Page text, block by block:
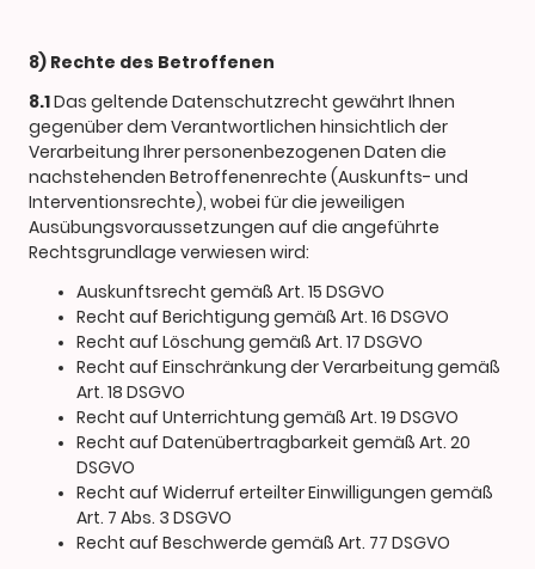
8) Rechte des Betroffenen
8.1Das geltende Datenschutzrecht gewährt Ihnen
gegenüber dem Verantwortlichen hinsichtlich der
Verarbeitung Ihrer personenbezogenen Daten die
nachstehenden Betroffenenrechte (Auskunfts- und
Interventionsrechte), wobei für die jeweiligen
Ausübungsvoraussetzungen auf die angeführte
Rechtsgrundlage verwiesen wird:
Auskunftsrecht gemäß Art. 15 DSGVO
Recht auf Berichtigung gemäß Art. 16 DSGVO
Recht auf Löschung gemäß Art. 17 DSGVO
Recht auf Einschränkung der Verarbeitung gemäß
Art. 18 DSGVO
Recht auf Unterrichtung gemäß Art. 19 DSGVO
Recht auf Datenübertragbarkeit gemäß Art. 20
DSGVO
Recht auf Widerruf erteilter Einwilligungen gemäß
Art. 7 Abs. 3 DSGVO
Recht auf Beschwerde gemäß Art. 77 DSGVO